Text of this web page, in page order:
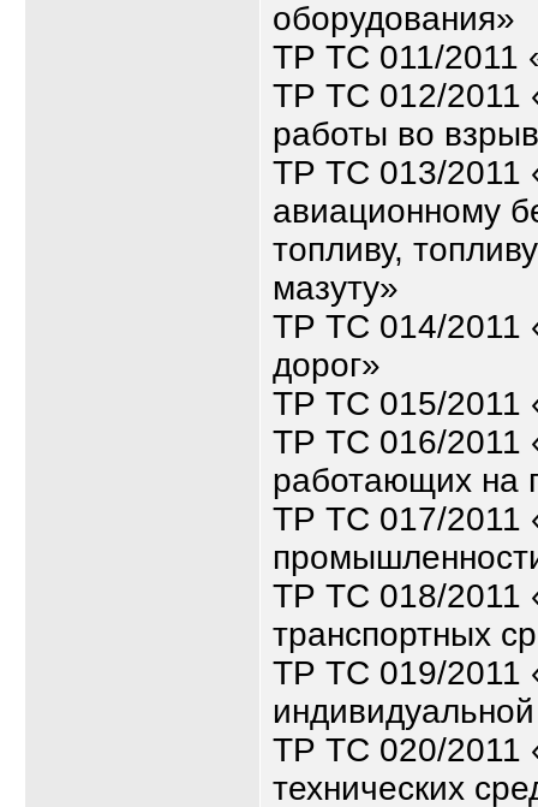
оборудования»
ТР ТС 011/2011
ТР ТС 012/2011
работы во
ТР ТС 013/2011
авиационному
топливу,
мазуту»
ТР ТС 014/2011
дорог»
ТР ТС 015/2011
ТР ТС 016/2011
работающих на
ТР ТС 017/2011
ТР ТС 018/2011
транспортных
ТР ТС 019/2011
ТР ТС 020/2011
технических